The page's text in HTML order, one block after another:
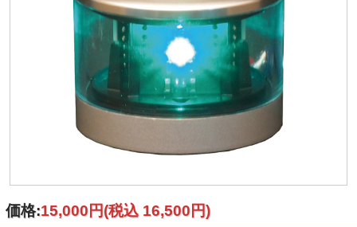
価格:15,000円(税込 16,500円)